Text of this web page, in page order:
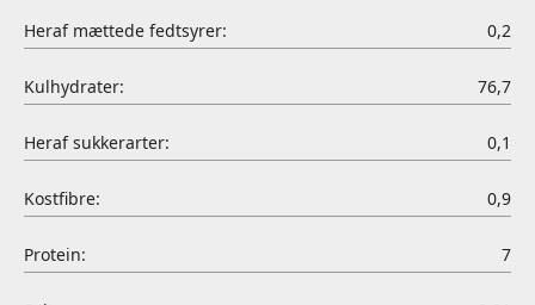
Heraf mættede fedtsyrer: 0,2
Kulhydrater: 76,7
Heraf sukkerarter: 0,1
Kostfibre: 0,9
Protein: 7